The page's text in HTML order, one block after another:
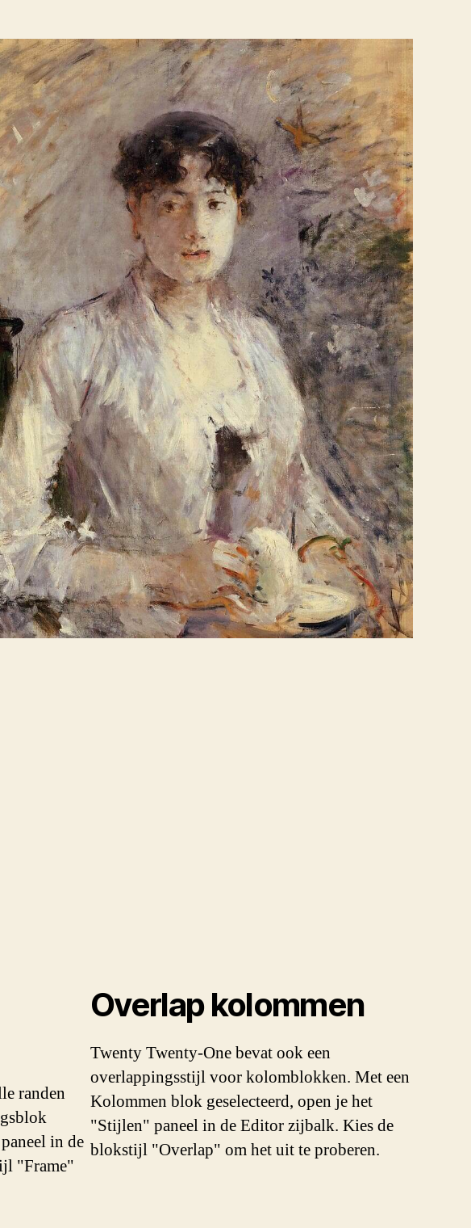
randen
in de
"Frame"
Overlap kolommen
Twenty Twenty-One bevat ook een
overlappingsstijl voor kolomblokken. Met een
Kolommen blok geselecteerd, open je het
"Stijlen" paneel in de Editor zijbalk. Kies de
blokstijl "Overlap" om het uit te proberen.